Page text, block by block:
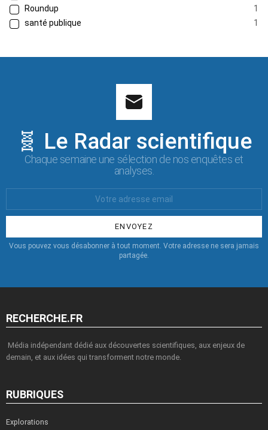
Roundup
1
santé publique
1
🧬 Le Radar scientifique
Chaque semaine une sélection de nos enquêtes et
analyses.
:
Vous pouvez vous désabonner à tout moment. Votre adresse ne sera jamais
partagée.
RECHERCHE.FR
Média indépendant dédié aux découvertes scientifiques, aux enjeux de
demain, et aux idées qui transforment notre monde.
RUBRIQUES
Explorations